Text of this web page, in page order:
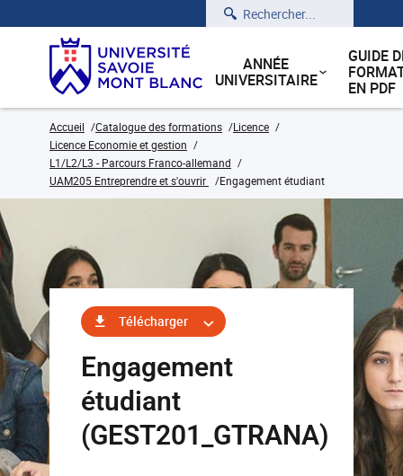
Rechercher
ANNÉE
UNIVERSITAIRE
GUIDE
EN PDF
Accueil Catalogue des formations
Licence
Licence Economie et gestion
L1/L2/L3 - Parcours Franco-allemand
UAM205 Entreprendre et s'ouvrir
Engagement étudiant
Télécharger
Engagement
étudiant
(GEST201_GTRANA)